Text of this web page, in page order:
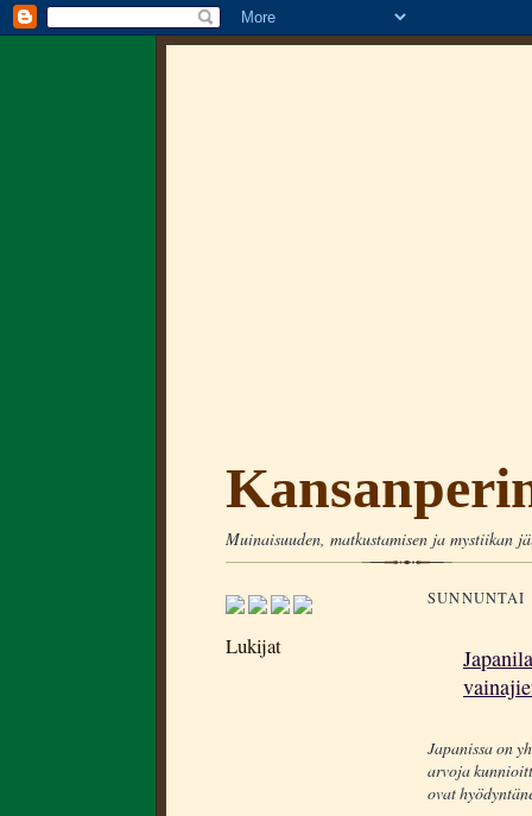
Muinaisuuden, matkustamisen ja mystiikan
Lukijat
SUNNUNTAI
Japanissa on
arvoja
ovat